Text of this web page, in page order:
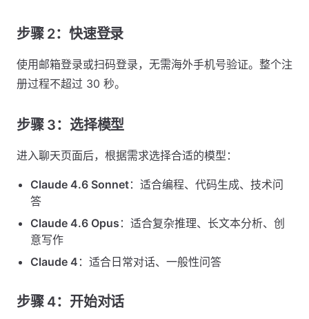
步骤 2：快速登录
使用邮箱登录或扫码登录，无需海外手机号验证。整个注
册过程不超过 30 秒。
步骤 3：选择模型
进入聊天页面后，根据需求选择合适的模型：
Claude 4.6 Sonnet：适合编程、代码生成、技术问
答
Claude 4.6 Opus ：适合复杂推理、长文本分析、创
意写作
Claude 4 ：适合日常对话、一般性问答
步骤 4：开始对话